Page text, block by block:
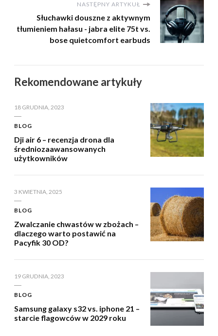
NASTĘPNY ARTYKUŁ
Słuchawki douszne z aktywnym
tłumieniem hałasu - jabra elite 75t vs.
bose quietcomfort earbuds
Rekomendowane artykuły
18 GRUDNIA, 2023
BLOG
Dji air 6 – recenzja drona dla
średniozaawansowanych
użytkowników
3 KWIETNIA, 2025
BLOG
Zwalczanie chwastów w zbożach –
dlaczego warto postawić na
Pacyfik 30 OD?
19 GRUDNIA, 2023
BLOG
Samsung galaxy s32 vs. iphone 21 –
starcie flagowców w 2029 roku